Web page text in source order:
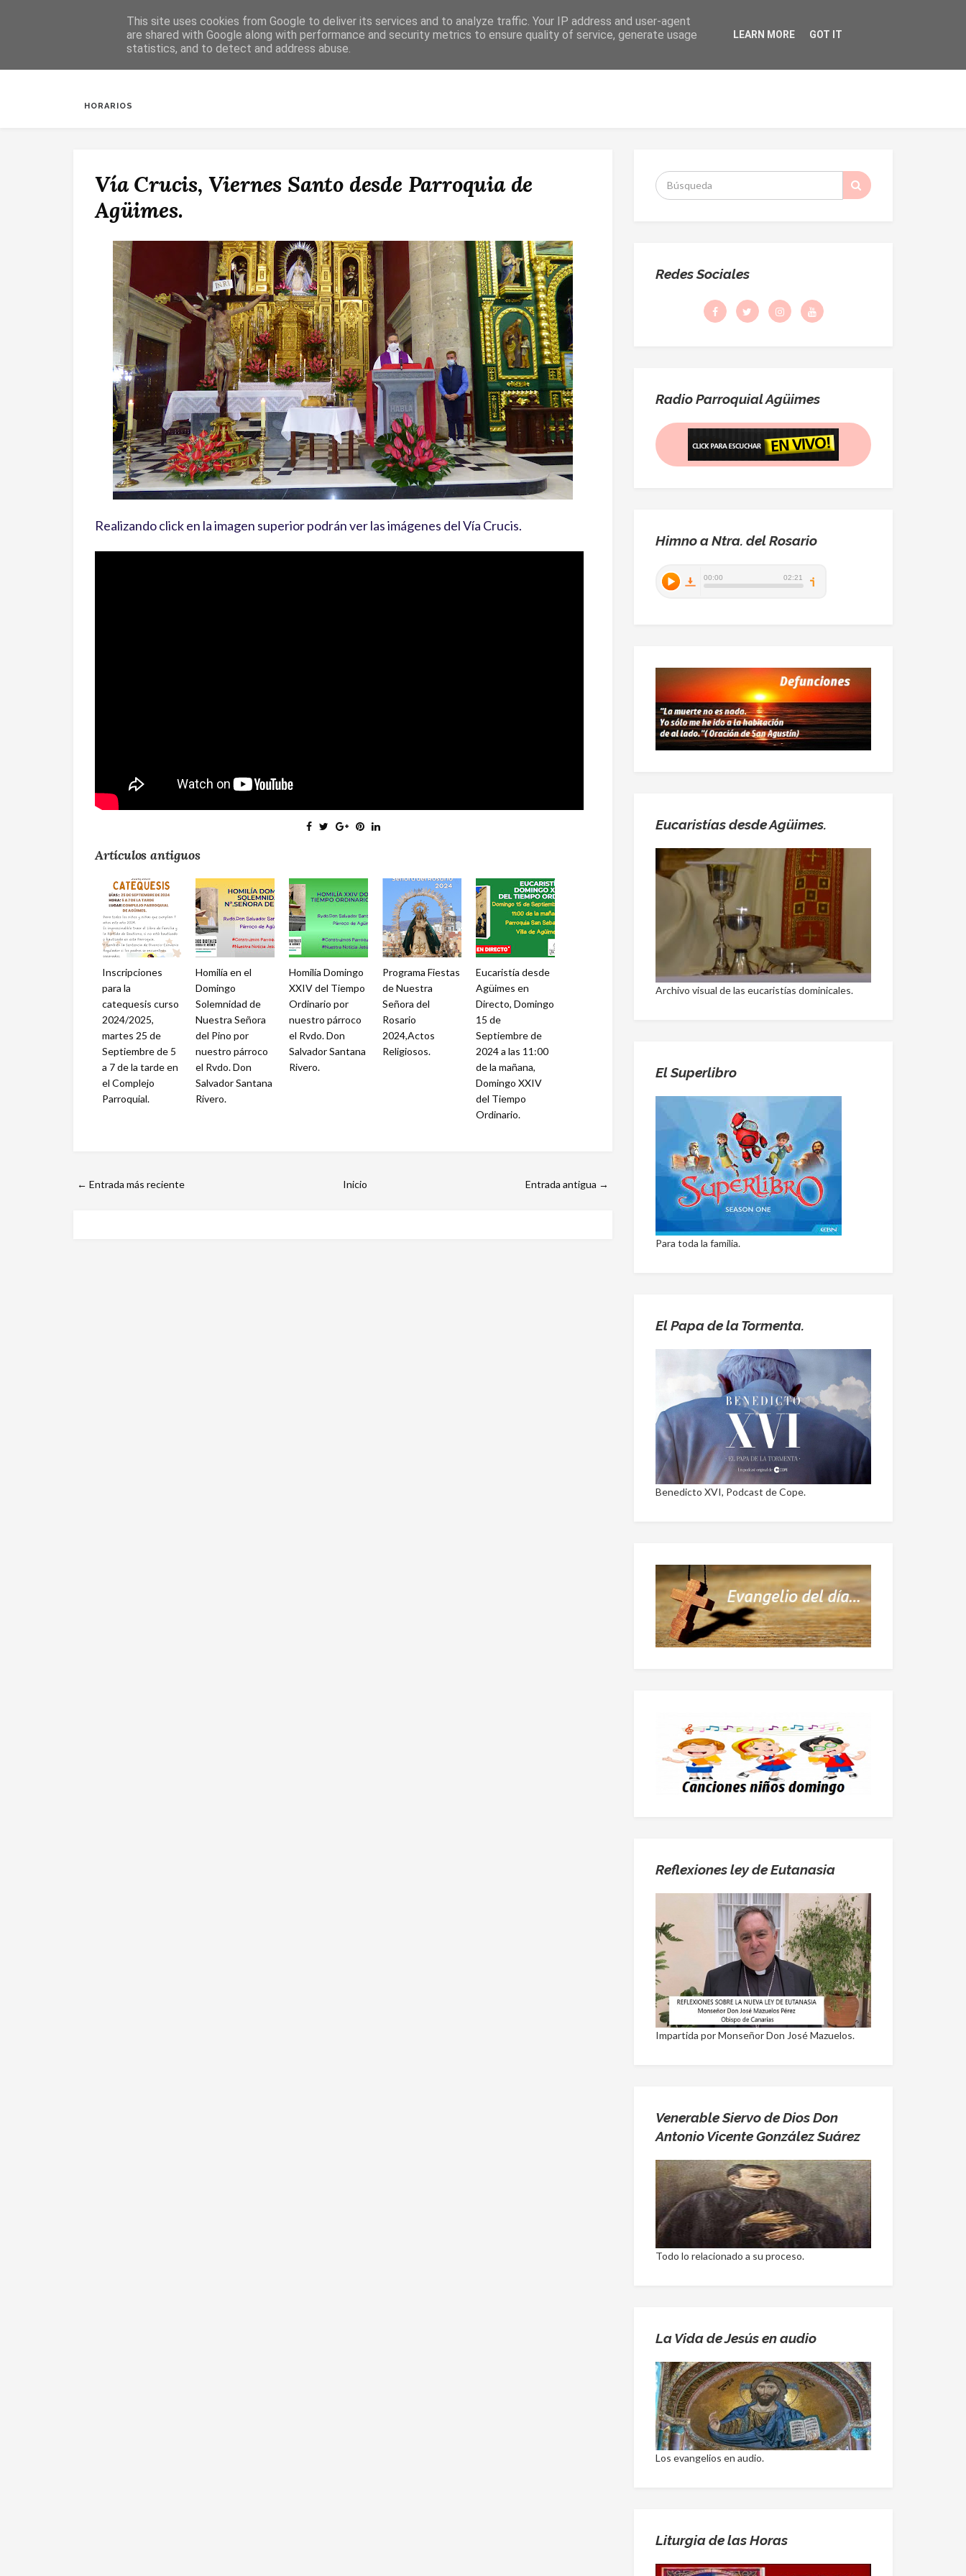
HORARIOS
Vía Crucis, Viernes Santo desde Parroquia de
Agüimes.
Realizando click en la imagen superior podrán ver las imágenes del Vía Crucis.
Artículos antiguos
Inscripciones
para la
catequesis curso
2024/2025,
martes 25 de
Septiembre de 5
a 7 de la tarde en
el Complejo
Parroquial.
Homilía en el
Domingo
Solemnidad de
Nuestra Señora
del Pino por
nuestro párroco
el Rvdo. Don
Salvador Santana
Rivero.
Homilía Domingo
XXIV del Tiempo
Ordinario por
nuestro párroco
el Rvdo. Don
Salvador Santana
Rivero.
Programa Fiestas
de Nuestra
Señora del
Rosario
2024,Actos
Religiosos.
Eucaristía desde
Agüimes en
Directo, Domingo
15 de
Septiembre de
2024 a las 11:00
de la mañana,
Domingo XXIV
del Tiempo
Ordinario.
← Entrada más reciente Entrada antigua →
Inicio
S
:
Redes Sociales
Radio Parroquial Agüimes
Himno a Ntra. del Rosario
Eucaristías desde Agüimes.
Archivo visual de las eucaristías dominicales.
El Superlibro
Para toda la familia.
El Papa de la Tormenta.
Benedicto XVI, Podcast de Cope.
Reflexiones ley de Eutanasia
Impartida por Monseñor Don José Mazuelos.
Venerable Siervo de Dios Don
Antonio Vicente González Suárez
Todo lo relacionado a su proceso.
La Vida de Jesús en audio
Los evangelios en audio.
Liturgia de las Horas
This site uses cookies from Google to deliver its services and to analyze traffic. Your IP address and user-agent
are shared with Google along with performance and security metrics to ensure quality of service, generate usage
statistics, and to detect and address abuse.
LEARN MORE GOT IT